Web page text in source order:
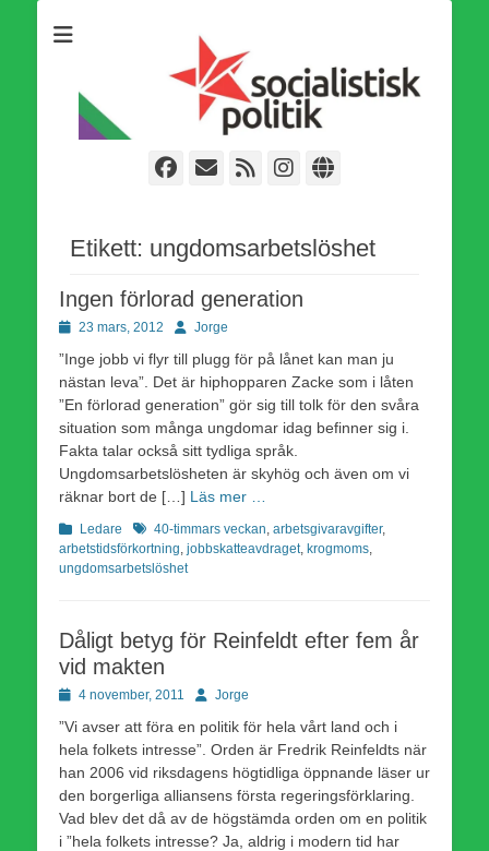
världsomfattande socialistiska Fjärde Internationalen och en viktig
tillgång i kampen för en socialistisk framtid!
Facebook
E-
Webbflöde
Instagram
Webbplats
Etikett: ungdomsarbetslöshet
Ingen förlorad generation
Publicerad
23 mars, 2012 Författare
Jorge
”Inge jobb vi flyr till plugg för på lånet kan man ju
nästan leva”. Det är hiphopparen Zacke som i låten
”En förlorad generation” gör sig till tolk för den svåra
situation som många ungdomar idag befinner sig i.
Fakta talar också sitt tydliga språk.
Ungdomsarbetslösheten är skyhög och även om vi
räknar bort de […] Läs mer …
Kategorier
Ledare Etiketter40-timmars veckan arbetsgivaravgifter,
arbetstidsförkortning jobbskatteavdraget, krogmoms
ungdomsarbetslöshet
Dåligt betyg för Reinfeldt efter fem år
vid makten
Publicerad
4 november, 2011 Författare
Jorge
”Vi avser att föra en politik för hela vårt land och i
hela folkets intresse”. Orden är Fredrik Reinfeldts när
han 2006 vid riksdagens högtidliga öppnande läser ur
den borgerliga alliansens första regeringsförklaring.
Vad blev det då av de högstämda orden om en politik
i ”hela folkets intresse? Ja, aldrig i modern tid har